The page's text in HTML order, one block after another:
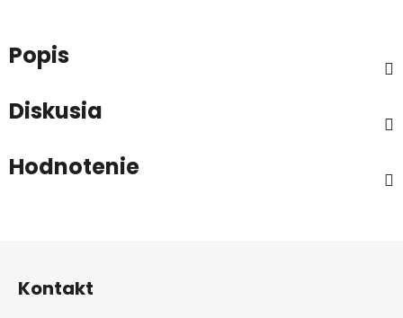
Popis
Diskusia
Hodnotenie
Kontakt